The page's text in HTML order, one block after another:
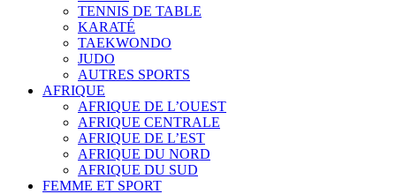
TENNIS DE TABLE
KARATÉ
TAEKWONDO
JUDO
AUTRES SPORTS
AFRIQUE
AFRIQUE DE L’OUEST
AFRIQUE CENTRALE
AFRIQUE DE L’EST
AFRIQUE DU NORD
AFRIQUE DU SUD
FEMME ET SPORT